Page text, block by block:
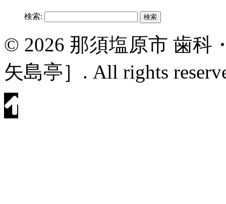
検索:
© 2026 那須塩原市 歯科
矢島亭］. All rights